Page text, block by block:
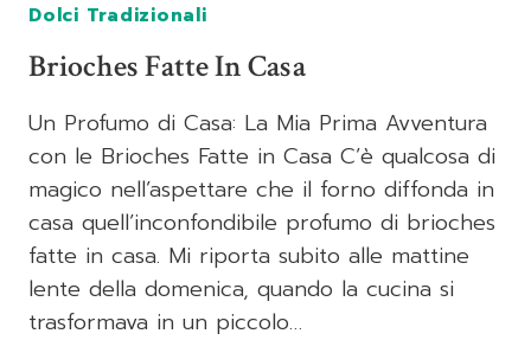
Dolci Tradizionali
Brioches Fatte In Casa
Un Profumo di Casa: La Mia Prima Avventura
con le Brioches Fatte in Casa C’è qualcosa di
magico nell’aspettare che il forno diffonda in
casa quell’inconfondibile profumo di brioches
fatte in casa. Mi riporta subito alle mattine
lente della domenica, quando la cucina si
trasformava in un piccolo…